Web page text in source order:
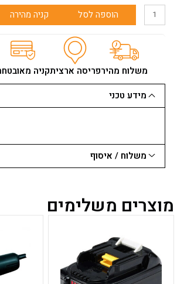
בטיחות:
מנגנוני בלם חשמלי ותאורת LED לעבודה בטוחה.
סביבת עבודה:טכנולוגיית הגנה קיצונית (XPT) לעמידות בפני אבק ומים.
כמות
למתכת
ללא
פחמים(150
מקיטה
הוספה לסל קניה מהירה
משלוח מהירפריסה ארציתקניה
מידע טכני
משלוח / איסוף
מוצרים משלימים